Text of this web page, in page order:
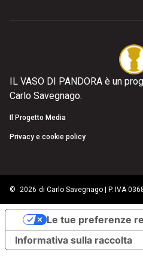
IL VASO DI PANDORA è un
Carlo Savegnago.
Il Progetto Media
Privacy e cookie policy
© 2026 di Carlo Savegnago | P. IVA
Informativa sulla raccolta
Le tue preferenze